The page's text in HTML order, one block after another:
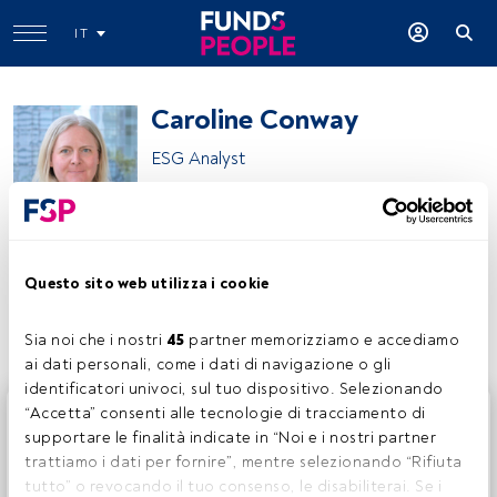
Questo sito web utilizza i cookie
Sia noi che i nostri 45 partner memorizziamo e accediamo
ai dati personali, come i dati di navigazione o gli
identificatori univoci, sul tuo dispositivo. Selezionando
“Accetta” consenti alle tecnologie di tracciamento di
supportare le finalità indicate in “Noi e i nostri partner
trattiamo i dati per fornire”, mentre selezionando “Rifiuta
tutto” o revocando il tuo consenso, le disabiliterai. Se i
IT
Caroline Conway
ESG Analyst
Condividi:
Questo è un articolo riservato agli utenti FundsPeople. Se
sei già registrato, accedi tramite il pulsante Login. Se non
hai ancora un account, ti invitiamo a registrarti per scoprire
tutti i contenuti che FundsPeople ha da offrire.